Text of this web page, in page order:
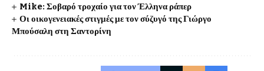
Mike: Σοβαρό τροχαίο για τον Έλληνα ράπερ
Οι οικογενειακές στιγμές με τον σύζυγό της Γιώργο
Μπούσαλη στη Σαντορίνη